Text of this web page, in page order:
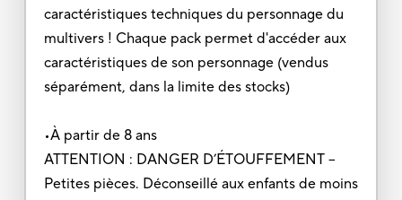
caractéristiques techniques du personnage du
multivers ! Chaque pack permet d'accéder aux
caractéristiques de son personnage (vendus
séparément, dans la limite des stocks)
•À partir de 8 ans
ATTENTION : DANGER D’ÉTOUFFEMENT –
Petites pièces. Déconseillé aux enfants de moins